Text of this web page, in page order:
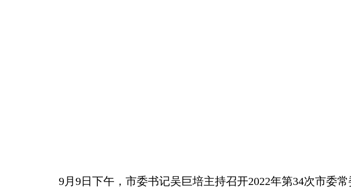
9月9日下午，市委书记吴巨培主持召开2022年第34次市委